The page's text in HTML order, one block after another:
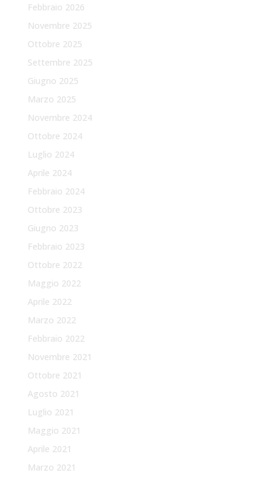
Febbraio 2026
Novembre 2025
Ottobre 2025
Settembre 2025
Giugno 2025
Marzo 2025
Novembre 2024
Ottobre 2024
Luglio 2024
Aprile 2024
Febbraio 2024
Ottobre 2023
Giugno 2023
Febbraio 2023
Ottobre 2022
Maggio 2022
Aprile 2022
Marzo 2022
Febbraio 2022
Novembre 2021
Ottobre 2021
Agosto 2021
Luglio 2021
Maggio 2021
Aprile 2021
Marzo 2021